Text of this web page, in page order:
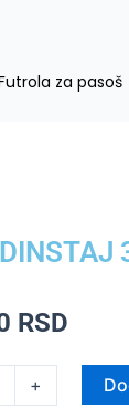
za pasoš
RSD
+